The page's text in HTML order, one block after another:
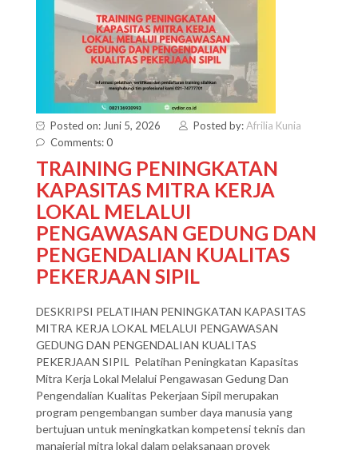
Posted on: Juni 5, 2026 Posted by:Afrilia Kunia
Comments: 0
TRAINING PENINGKATAN
KAPASITAS MITRA KERJA
LOKAL MELALUI
PENGAWASAN GEDUNG DAN
PENGENDALIAN KUALITAS
PEKERJAAN SIPIL
DESKRIPSI PELATIHAN PENINGKATAN KAPASITAS
MITRA KERJA LOKAL MELALUI PENGAWASAN
GEDUNG DAN PENGENDALIAN KUALITAS
PEKERJAAN SIPIL Pelatihan Peningkatan Kapasitas
Mitra Kerja Lokal Melalui Pengawasan Gedung Dan
Pengendalian Kualitas Pekerjaan Sipil merupakan
program pengembangan sumber daya manusia yang
bertujuan untuk meningkatkan kompetensi teknis dan
manajerial mitra lokal dalam pelaksanaan proyek